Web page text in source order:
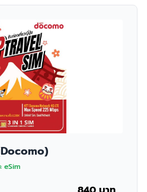
eSim